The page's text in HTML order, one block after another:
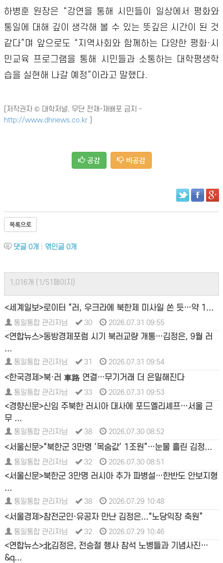
하병훈 원장은 “강연을 통해 시민들이 일상에서 평화와
통일에 대해 깊이 생각해 볼 수 있는 뜻깊은 시간이 된 것
같다”며 앞으로도 “지역사회와 함께하는 다양한 평화·시
민교육 프로그램을 통해 시민들과 소통하는 대학평생학
습을 실현해 나갈 예정”이라고 말했다.
[저작권자 © 대학저널. 무단 전재-재배포 금지 -
http://www.dhnews.co.kr
공감 비공감
목록으로
댓글 0개 엮인글 0개
1,016개 (1/51페이지)
<세계일보>로이터 “러, 우크라에 북한제 미사일 쏜 듯…약 1...
통일통합 관리자님 30 2026.07.31 09:55
<연합뉴스>동방경제포럼 시기 북러교량 개통…김정은, 9월 러
...
통일통합 관리자님 31 2026.07.31 09:54
<한국경제>북·러 車路 연결…무기거래 더 은밀해진다
통일통합 관리자님 33 2026.07.31 09:53
<경향신문>신임 주북한 러시아 대사에 포드옐리셰프…서울 근
무 ...
통일통합 관리자님 38 2026.07.30 08:52
<서울신문>“북한군 3만명 ‘목숨값’ 1조원”…눈물 흘린 김정...
통일통합 관리자님 32 2026.07.30 08:51
<서울신문>북한군 3만명 러시아 추가 파병설…한반도 안보지형
...
통일통합 관리자님 38 2026.07.29 10:48
<서울경제>참전군인·유공자 만난 김정은...“노당익장 축원”
통일통합 관리자님 32 2026.07.29 10:46
<연합뉴스>北김정은, 전승절 행사 참석 노병들과 기념사진…
&q...